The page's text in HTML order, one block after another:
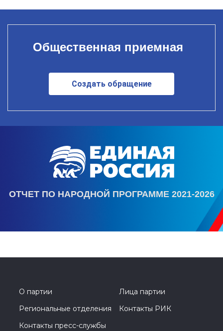
Общественная приемная
Создать обращение
ОТЧЕТ ПО НАРОДНОЙ ПРОГРАММЕ 2021-2026
О партии
Лица партии
Региональные отделения
Контакты РИК
Контакты пресс-службы